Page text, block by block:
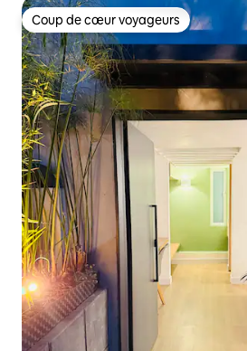
Coup de cœur voyageurs
Coup de cœur voyageurs